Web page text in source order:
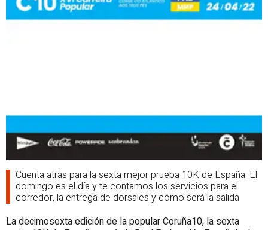
Cuenta atrás para la sexta mejor prueba 10K de España. El
domingo es el día y te contamos los servicios para el
corredor, la entrega de dorsales y cómo será la salida
La decimosexta edición de la popular Coruña10, la sexta